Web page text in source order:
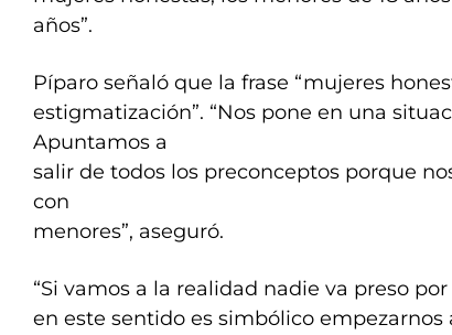
años”.
Píparo señaló que la frase “mujeres
estigmatización”. “Nos pone en una
Apuntamos a
salir de todos los preconceptos porque
con
menores”, aseguró.
“Si vamos a la realidad nadie va preso
en este sentido es simbólico empezarnos